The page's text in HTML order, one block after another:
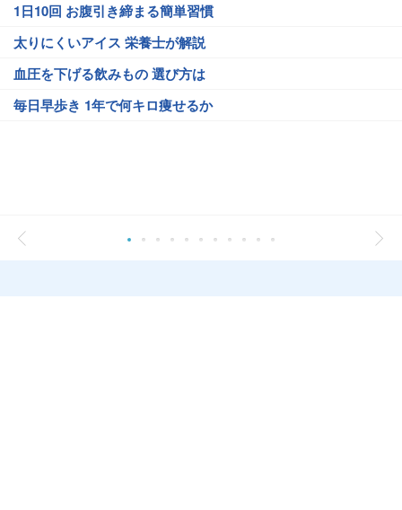
1日10回 お腹引き締まる簡単習慣
太りにくいアイス 栄養士が解説
血圧を下げる飲みもの 選び方は
毎日早歩き 1年で何キロ痩せるか